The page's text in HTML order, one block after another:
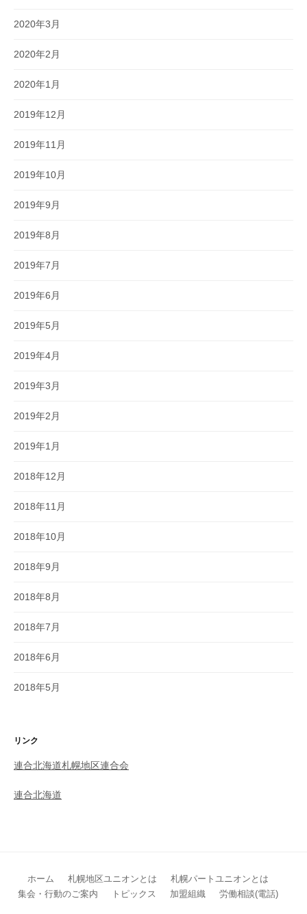
2020年3月
2020年2月
2020年1月
2019年12月
2019年11月
2019年10月
2019年9月
2019年8月
2019年7月
2019年6月
2019年5月
2019年4月
2019年3月
2019年2月
2019年1月
2018年12月
2018年11月
2018年10月
2018年9月
2018年8月
2018年7月
2018年6月
2018年5月
リンク
連合北海道札幌地区連合会
連合北海道
ホーム 札幌地区ユニオンとは
札幌パートユニオンとは
集会・行動のご案内
トピックス 加盟組織 労働相談(電話)